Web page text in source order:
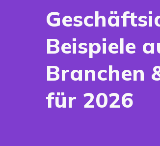
Beispiele
Branchen
für 2026